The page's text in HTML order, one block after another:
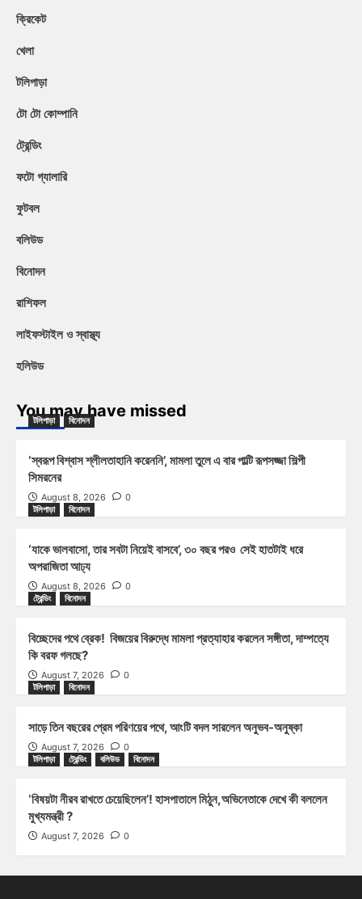
ক্রিকেট
খেলা
টলিপাড়া
টো টো কোম্পানি
ট্রেন্ডিং
ফটো গ্যালারি
ফুটবল
বলিউড
বিনোদন
রাশিফল
লাইফস্টাইল ও স্বাস্থ্য
হলিউড
You may have missed
টলিপাড়া বিনোদন
‘স্বরূপ বিশ্বাস শ্লীলতাহানি করেননি’, মামলা তুলে এ বার পাল্টি রূপসজ্জা শিল্পী
সিমরনের
August 8, 2026
0
টলিপাড়া
বিনোদন
‘যাকে ভালবাসো, তার সবটা নিয়েই বাসবে’, ৩০ বছর পরও সেই হাতটাই ধরে
অপরাজিতা আঢ্য
August 8, 2026
0
ট্রেন্ডিং
বিনোদন
বিচ্ছেদের পথে ব্রেক! বিজয়ের বিরুদ্ধে মামলা প্রত্যাহার করলেন সঙ্গীতা, দাম্পত্যে
কি বরফ গলছে?
August 7, 2026
0
টলিপাড়া
বিনোদন
সাড়ে তিন বছরের প্রেম পরিণয়ের পথে, আংটি বদল সারলেন অনুভব-অনুষ্কা
August 7, 2026
0
টলিপাড়া
ট্রেন্ডিং বলিউড বিনোদন
‘বিষয়টা নীরব রাখতে চেয়েছিলেন’! হাসপাতালে মিঠুন,অভিনেতাকে দেখে কী বললেন
মুখ্যমন্ত্রী ?
August 7, 2026 0